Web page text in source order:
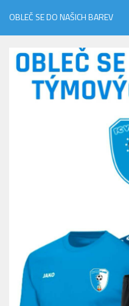
OBLEČ SE DO NAŠICH BAREV